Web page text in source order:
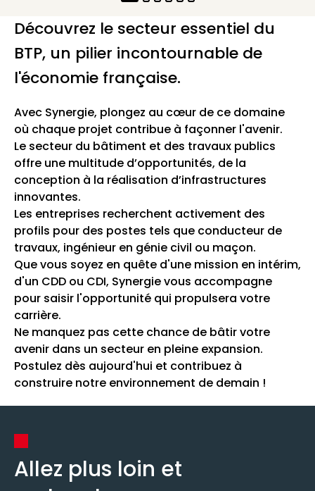
Découvrez le secteur essentiel du
BTP, un pilier incontournable de
l'économie française.
Avec Synergie, plongez au cœur de ce domaine
où chaque projet contribue à façonner l'avenir.
Le secteur du bâtiment et des travaux publics
offre une multitude d’opportunités, de la
conception à la réalisation d’infrastructures
innovantes.
Les entreprises recherchent activement des
profils pour des postes tels que conducteur de
travaux, ingénieur en génie civil ou maçon.
Que vous soyez en quête d'une mission en intérim,
d'un CDD ou CDI, Synergie vous accompagne
pour saisir l'opportunité qui propulsera votre
carrière.
Ne manquez pas cette chance de bâtir votre
avenir dans un secteur en pleine expansion.
Postulez dès aujourd'hui et contribuez à
construire notre environnement de demain !
Allez plus loin et